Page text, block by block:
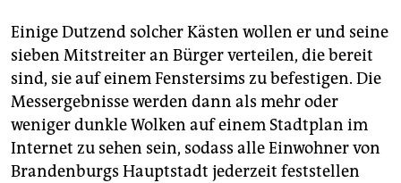
Einige Dutzend solcher Kästen wollen er und seine
sieben Mitstreiter an Bürger verteilen, die bereit
sind, sie auf einem Fenstersims zu befestigen. Die
Messergebnisse werden dann als mehr oder
weniger dunkle Wolken auf einem Stadtplan im
Internet zu sehen sein, sodass alle Einwohner von
Brandenburgs Hauptstadt jederzeit feststellen